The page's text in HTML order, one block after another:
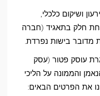
פירעון ושיקום כלכלי,
יכול לקחת חלק בתאגיד (חברה
בישות נפרדת.
עוסק פטור (עסק
והממונה על הליכי
את הפרטים הבאים: